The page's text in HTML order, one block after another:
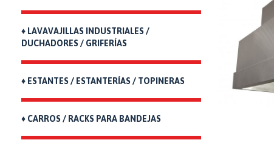
♦ LAVAVAJILLAS INDUSTRIALES /
DUCHADORES / GRIFERÍAS
♦ ESTANTES / ESTANTERÍAS / TOPINERAS
♦ CARROS / RACKS PARA BANDEJAS